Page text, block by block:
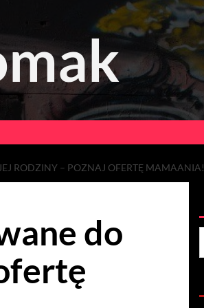
RODZINY – POZNAJ OFERTĘ MAMAANIA!
do